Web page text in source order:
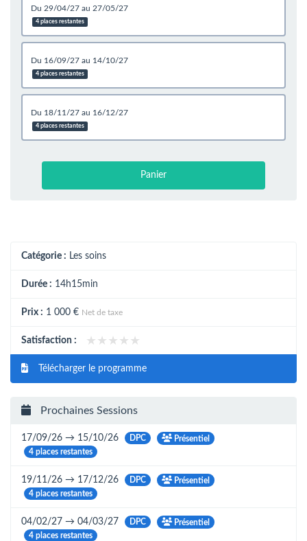
du 29/04/27 au 27/05/27
4 places restantes
du 16/09/27 au 14/10/27
4 places restantes
du 18/11/27 au 16/12/27
4 places restantes
Panier
Catégorie : Les soins
Durée : 14h15min
Prix : 1 000 € Net de taxe
Satisfaction : ★★★★★
★★★★★
Télécharger le programme
Prochaines Sessions
17/09/26 → 15/10/26 DPC
Présentiel
4 places restantes
19/11/26 → 17/12/26 DPC
Présentiel
4 places restantes
04/02/27 → 04/03/27 DPC
Présentiel
4 places restantes